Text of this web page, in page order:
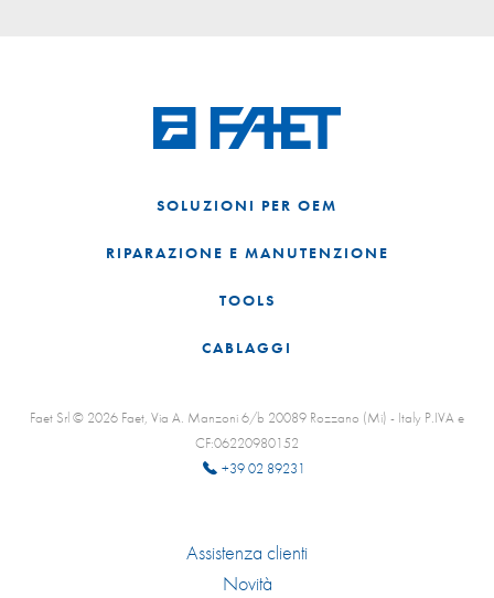
SOLUZIONI PER OEM
RIPARAZIONE E MANUTENZIONE
TOOLS
CABLAGGI
Faet Srl © 2026 Faet, Via A. Manzoni 6/b 20089 Rozzano (Mi) - Italy P.IVA e
CF:06220980152
+39 02 89231
Assistenza clienti
Novità